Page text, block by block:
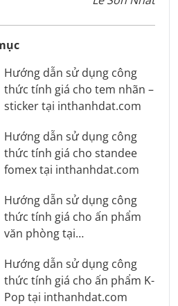
Hướng dẫn sử dụng công
thức tính giá cho tem nhãn –
sticker tại inthanhdat.com
Hướng dẫn sử dụng công
thức tính giá cho standee
fomex tại inthanhdat.com
Hướng dẫn sử dụng công
thức tính giá cho ấn phẩm
văn phòng tại
Hướng dẫn sử dụng công
thức tính giá cho ấn phẩm K-
Pop tại inthanhdat.com